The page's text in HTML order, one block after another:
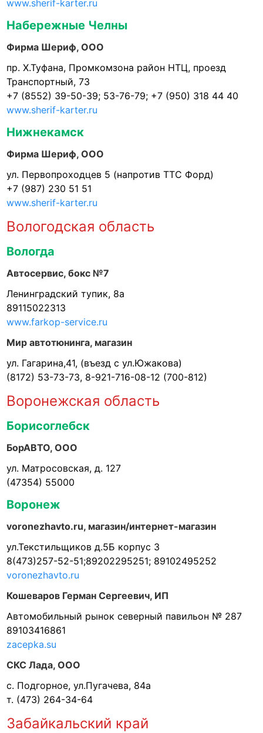
www.sherif-karter.ru
Набережные Челны
Фирма Шериф, ООО
пр. Х.Туфана, Промкомзона район НТЦ, проезд
Транспортный, 73
+7 (8552) 39-50-39; 53-76-79; +7 (950) 318 44 40
www.sherif-karter.ru
Нижнекамск
Фирма Шериф, ООО
ул. Первопроходцев 5 (напротив ТТС Форд)
+7 (987) 230 51 51
www.sherif-karter.ru
Вологодская область
Вологда
Автосервис, бокс №7
Ленинградский тупик, 8а
89115022313
www.farkop-service.ru
Мир автотюнинга, магазин
ул. Гагарина,41, (въезд с ул.Южакова)
(8172) 53-73-73, 8-921-716-08-12 (700-812)
Воронежская область
Борисоглебск
БорАВТО, ООО
ул. Матросовская, д. 127
(47354) 55000
Воронеж
voronezhavto.ru, магазин/интернет-магазин
ул.Текстильщиков д.5Б корпус 3
8(473)257-52-51;89202295251; 89102495252
voronezhavto.ru
Кошеваров Герман Сергеевич, ИП
Автомобильный рынок северный павильон № 287
89103416861
zacepka.su
СКС Лада, ООО
с. Подгорное, ул.Пугачева, 84а
т. (473) 264-34-64
Забайкальский край